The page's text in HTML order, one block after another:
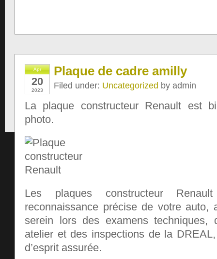
Apr
20
2023
Plaque de cadre amilly
Filed under: Uncategorized by admin
La plaque constructeur Renault est
photo.
Les plaques constructeur
reconnaissance précise de votre auto,
serein lors des examens techniques,
atelier et des inspections de la
d’esprit assurée.